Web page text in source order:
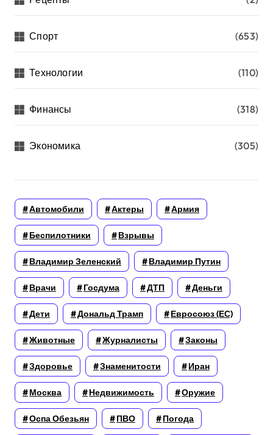
Спорт (653)
Технологии (110)
Финансы (318)
Экономика (305)
Автомобили Актеры Армия
Беспилотники Взрывы
Владимир Зеленский Владимир Путин
Врачи Госдума ДТП Деньги
Дети Дональд Трамп Евросоюз (ЕС)
Животные Журналисты Законы
Здоровье Знаменитости Иран
Москва Недвижимость Оружие
Оспа Обезьян ПВО Погода